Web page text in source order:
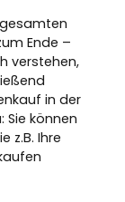
Ende –
verstehen,
in der
Sie können
z.B. Ihre